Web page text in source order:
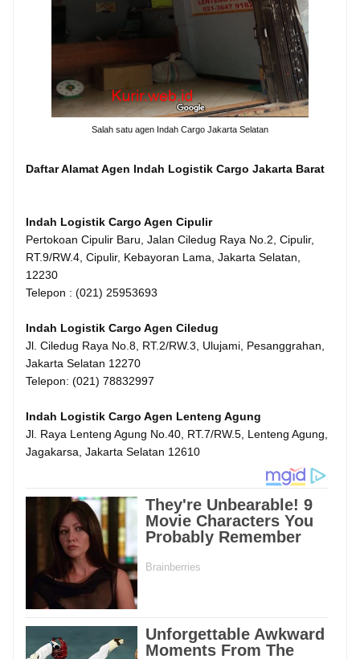
Salah satu agen Indah Cargo Jakarta Selatan
Daftar Alamat Agen lndah Logistik Cargo Jakarta Barat
Indah Logistik Cargo Agen Cipulir
Pertokoan Cipulir Baru, Jalan Ciledug Raya No.2, Cipulir,
RT.9/RW.4, Cipulir, Kebayoran Lama, Jakarta Selatan,
12230
Telepon : (021) 25953693
Indah Logistik Cargo Agen Ciledug
Jl. Ciledug Raya No.8, RT.2/RW.3, Ulujami, Pesanggrahan,
Jakarta Selatan 12270
Telepon: (021) 78832997
Indah Logistik Cargo Agen Lenteng Agung
Jl. Raya Lenteng Agung No.40, RT.7/RW.5, Lenteng Agung,
Jagakarsa, Jakarta Selatan 12610